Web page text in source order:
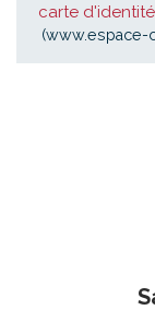
carte
www.espace-